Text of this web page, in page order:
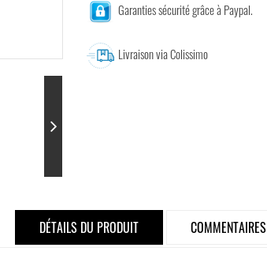
Garanties sécurité grâce à Paypal.
Livraison via Colissimo
DÉTAILS DU PRODUIT COMMENTAIRES